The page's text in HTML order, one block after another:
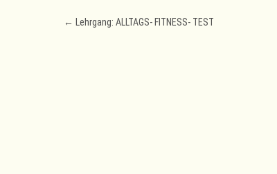
Post
← Lehrgang: ALLTAGS- FITNESS- TEST